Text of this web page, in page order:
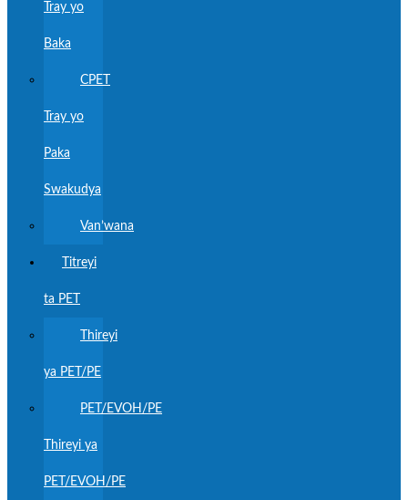
Tray yo
Baka
CPET
Tray yo
Paka
Swakudya
Van’wana
Titreyi
ta PET
Thireyi
ya PET/PE
PET/EVOH/PE
Thireyi ya
PET/EVOH/PE